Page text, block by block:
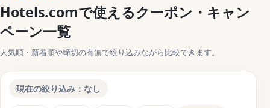
【ホテルズドットコム】JCBカードでお得になるクーポン
キャンペーン
【ホテルズドットコム】Mastercard会員限定の特別クー
【ホテルズドットコム】VISAカード会員特典の割引クー
Hotels.comで使えるクーポン・キャン
ペーン一覧
人気順・新着順や締切の有無で絞り込みながら比較できます。
現在の絞り込み：なし